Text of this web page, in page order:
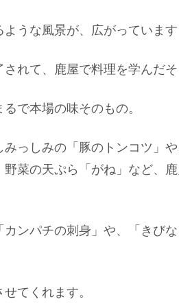
うな風景が、広がっています
れて、鹿屋で料理を学んだそ
で本場の味そのもの。
っしみの「豚のトンコツ」
菜の天ぷら「がね」など、
ンパチの刺身」や、「きび
てくれます。